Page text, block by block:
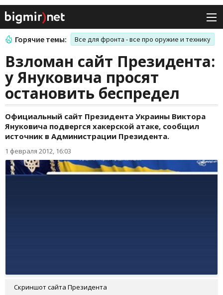
Горячие темы: Все для фронта - все про оружие и технику
Взломан сайт Президента:
у Януковича просят
остановить беспредел
Официальный сайт Президента Украины Виктора
Януковича подвергся хакерской атаке, сообщил
источник в Администрации Президента.
1 февраля 2012, 16:03
Скриншот сайта Президента